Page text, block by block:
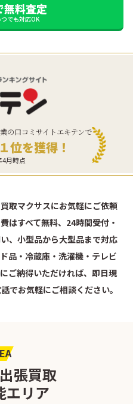
無料査定
でも対応OK
の口コミサイトエキテンで
１位を獲得！
月時点
取マクサスにお気軽にご依頼
はすべて無料、24時間受付・
、小型品から大型品まで対応
品・冷蔵庫・洗濯機・テレビ
ご納得いただければ、即日現
でお気軽にご相談ください。
張買取
エリア